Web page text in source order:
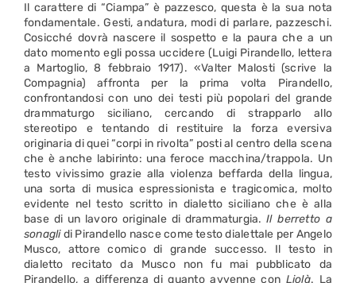
Il carattere di “Ciampa” è pazzesco, questa è la sua nota
fondamentale. Gesti, andatura, modi di parlare, pazzeschi.
Cosicché dovrà nascere il sospetto e la paura che a un
dato momento egli possa uccidere (Luigi Pirandello, lettera
a Martoglio, 8 febbraio 1917). «Valter Malosti (scrive la
Compagnia) affronta per la prima volta Pirandello,
confrontandosi con uno dei testi più popolari del grande
drammaturgo siciliano, cercando di strapparlo allo
stereotipo e tentando di restituire la forza eversiva
originaria di quei “corpi in rivolta” posti al centro della scena
che è anche labirinto: una feroce macchina/trappola. Un
testo vivissimo grazie alla violenza beffarda della lingua,
una sorta di musica espressionista e tragicomica, molto
evidente nel testo scritto in dialetto siciliano che è alla
base di un lavoro originale di drammaturgia.Il berretto a
sonaglidi Pirandello nasce come testo dialettale per Angelo
Musco, attore comico di grande successo. Il testo in
dialetto recitato da Musco non fu mai pubblicato da
Pirandello, a differenza di quanto avvenne con Liolà. La